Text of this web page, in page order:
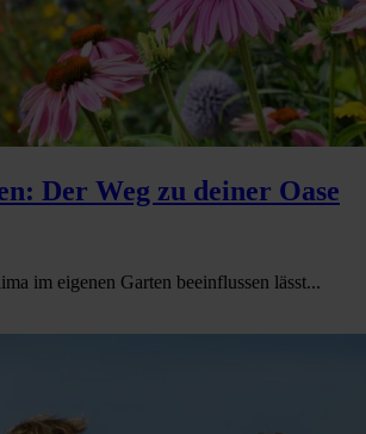
Der Weg zu deiner Oase
im eigenen Garten beeinflussen lässt...